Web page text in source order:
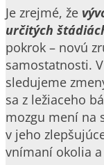
Je zrejmé, že
určitých
pokrok – novú
samostatnosti.
sledujeme
sa z ležiaceho
mozgu mení na
v jeho
vnímaní okolia